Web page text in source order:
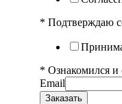
* Подтверждаю
* Ознакомился и
Email
Заказать